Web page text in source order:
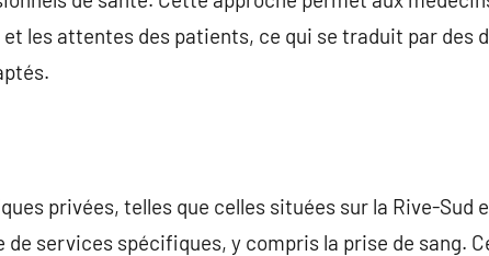
les attentes des patients, ce qui se traduit par des
privées, telles que celles situées sur la Rive-Sud
de services spécifiques, y compris la prise de sang.